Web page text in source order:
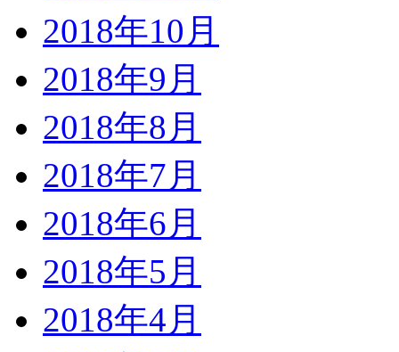
2018年10月
2018年9月
2018年8月
2018年7月
2018年6月
2018年5月
2018年4月